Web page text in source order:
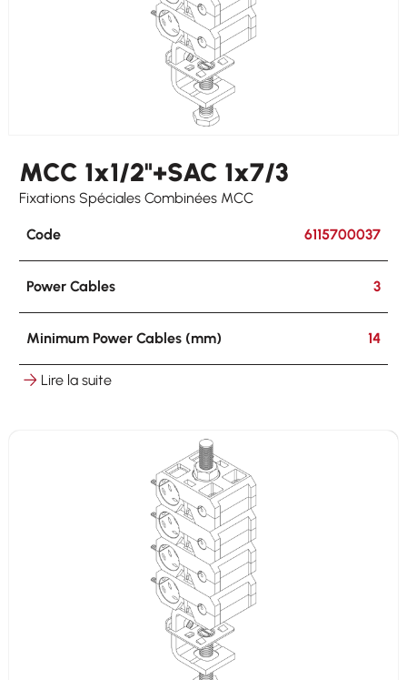
MCC 1x1/2"+SAC 1x7/3
Fixations Spéciales Combinées MCC
Code 6115700037
Power Cables 3
Minimum Power Cables (mm) 14
Maximum Power Cables (mm)
on round ø 8-25 mm on flat 3-25 mm
Lire la suite